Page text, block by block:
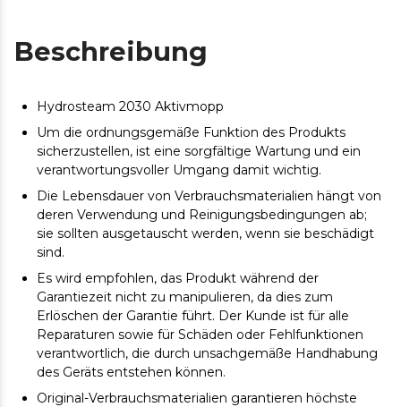
Beschreibung
Hydrosteam 2030 Aktivmopp
Um die ordnungsgemäße Funktion des Produkts
sicherzustellen, ist eine sorgfältige Wartung und ein
verantwortungsvoller Umgang damit wichtig.
Die Lebensdauer von Verbrauchsmaterialien hängt von
deren Verwendung und Reinigungsbedingungen ab;
sie sollten ausgetauscht werden, wenn sie beschädigt
sind.
Es wird empfohlen, das Produkt während der
Garantiezeit nicht zu manipulieren, da dies zum
Erlöschen der Garantie führt. Der Kunde ist für alle
Reparaturen sowie für Schäden oder Fehlfunktionen
verantwortlich, die durch unsachgemäße Handhabung
des Geräts entstehen können.
Original-Verbrauchsmaterialien garantieren höchste